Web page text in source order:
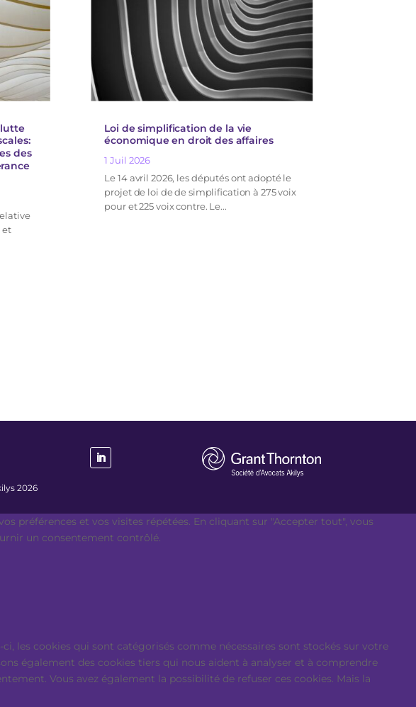
lutte
des
et
Loi de simplification de la vie
économique en droit des affaires
1 Juil 2026
Le 14 avril 2026, les députés ont adopté le
projet de loi de de simplification à 275 voix
pour et 225 voix contre. Le...
2026
préférences et vos visites répétées. En cliquant sur "Accepter tout", vous
un consentement contrôlé.
les cookies qui sont catégorisés comme nécessaires sont stockés sur votre
également des cookies tiers qui nous aident à analyser et à comprendre
Vous avez également la possibilité de refuser ces cookies. Mais la